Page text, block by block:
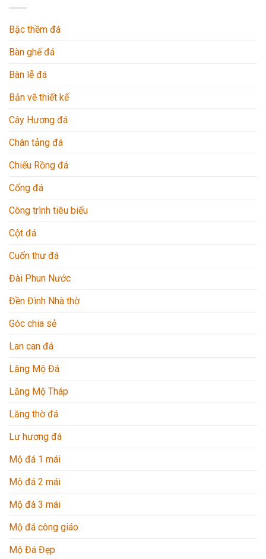
Bậc thềm đá
Bàn ghế đá
Bàn lễ đá
Bản vẽ thiết kế
Cây Hương đá
Chân tảng đá
Chiếu Rồng đá
Cổng đá
Công trình tiêu biểu
Cột đá
Cuốn thư đá
Đài Phun Nước
Đền Đình Nhà thờ
Góc chia sẻ
Lan can đá
Lăng Mộ Đá
Lăng Mộ Tháp
Lăng thờ đá
Lư hương đá
Mộ đá 1 mái
Mộ đá 2 mái
Mộ đá 3 mái
Mộ đá công giáo
Mộ Đá Đẹp